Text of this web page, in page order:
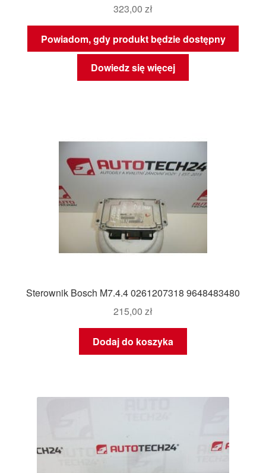
323,00 zł
Powiadom, gdy produkt będzie dostępny
Dowiedz się więcej
Sterownik Bosch M7.4.4 0261207318 9648483480
215,00 zł
Dodaj do koszyka